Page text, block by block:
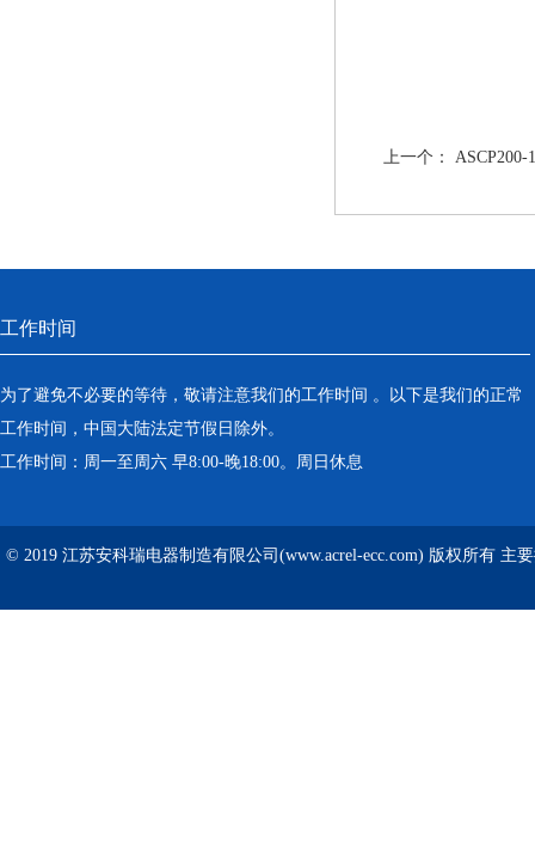
上一个：
工作时间
为了避免不必要的等待，敬请注意我们的工作时间 。以下是我们的正常
工作时间，中国大陆法定节假日除外。
工作时间：周一至周六 早8:00-晚18:00。周日休息
© 2019 江苏安科瑞电器制造有限公司(www.acrel-ecc.com) 版权所有 主